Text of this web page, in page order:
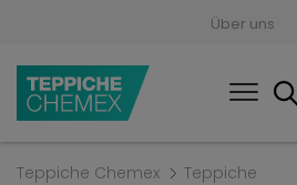
Über uns
Teppiche Chemex Teppiche